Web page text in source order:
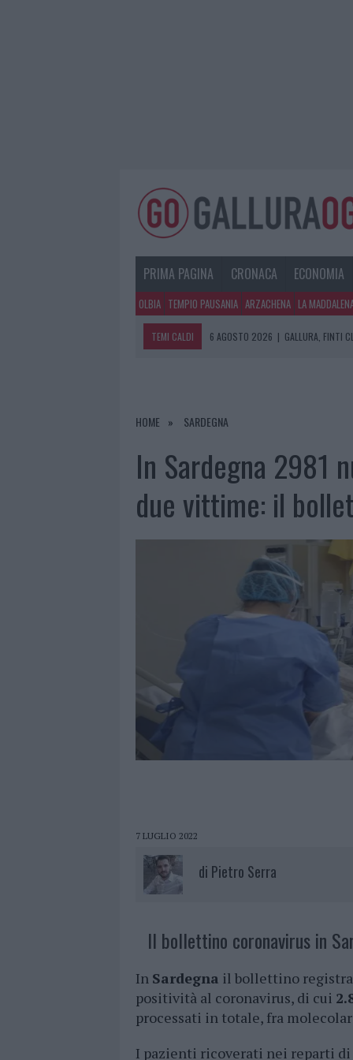
PRIMA PAGINA CRONACA ECONOMIA
OLBIA TEMPIO PAUSANIA ARZACHENA LA
TEMI CALDI 6 AGOSTO 2026 | GALLURA, FINTI
6 AGOSTO 2026
HOME SARDEGNA
In Sardegna 2981
due vittime: il
7 LUGLIO 2022
di Pietro Serra
Il bollettino coronavirus in
In Sardegna il bollettino
positività al coronavirus, di cui
processati in totale, fra
I pazienti ricoverati nei reparti di